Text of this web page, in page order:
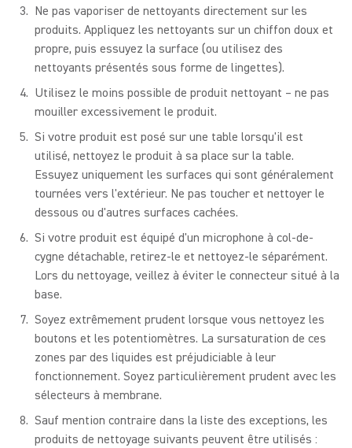
Ne pas vaporiser de nettoyants directement sur les
produits. Appliquez les nettoyants sur un chiffon doux et
propre, puis essuyez la surface (ou utilisez des
nettoyants présentés sous forme de lingettes).
Utilisez le moins possible de produit nettoyant – ne pas
mouiller excessivement le produit.
Si votre produit est posé sur une table lorsqu'il est
utilisé, nettoyez le produit à sa place sur la table.
Essuyez uniquement les surfaces qui sont généralement
tournées vers l'extérieur. Ne pas toucher et nettoyer le
dessous ou d'autres surfaces cachées.
Si votre produit est équipé d'un microphone à col-de-
cygne détachable, retirez-le et nettoyez-le séparément.
Lors du nettoyage, veillez à éviter le connecteur situé à la
base.
Soyez extrêmement prudent lorsque vous nettoyez les
boutons et les potentiomètres. La sursaturation de ces
zones par des liquides est préjudiciable à leur
fonctionnement. Soyez particulièrement prudent avec les
sélecteurs à membrane.
Sauf mention contraire dans la liste des exceptions, les
produits de nettoyage suivants peuvent être utilisés :